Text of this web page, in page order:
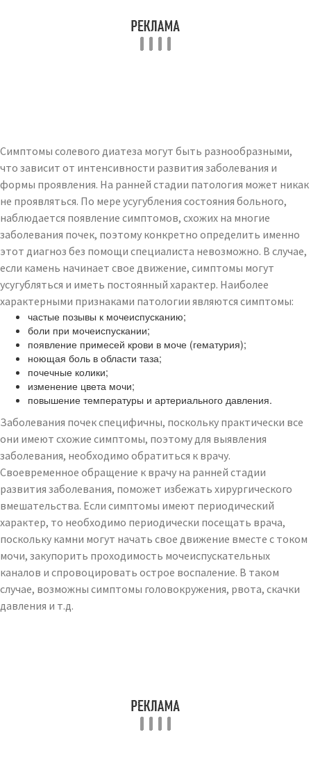
Симптомы солевого диатеза могут быть разнообразными,
что зависит от интенсивности развития заболевания и
формы проявления. На ранней стадии патология может никак
не проявляться. По мере усугубления состояния больного,
наблюдается появление симптомов, схожих на многие
заболевания почек, поэтому конкретно определить именно
этот диагноз без помощи специалиста невозможно. В случае,
если камень начинает свое движение, симптомы могут
усугубляться и иметь постоянный характер. Наиболее
характерными признаками патологии являются симптомы:
частые позывы к мочеиспусканию;
боли при мочеиспускании;
появление примесей крови в моче (гематурия);
ноющая боль в области таза;
почечные колики;
изменение цвета мочи;
повышение температуры и артериального давления.
Заболевания почек специфичны, поскольку практически все
они имеют схожие симптомы, поэтому для выявления
заболевания, необходимо обратиться к врачу.
Своевременное обращение к врачу на ранней стадии
развития заболевания, поможет избежать хирургического
вмешательства. Если симптомы имеют периодический
характер, то необходимо периодически посещать врача,
поскольку камни могут начать свое движение вместе с током
мочи, закупорить проходимость мочеиспускательных
каналов и спровоцировать острое воспаление. В таком
случае, возможны симптомы головокружения, рвота, скачки
давления и т.д.